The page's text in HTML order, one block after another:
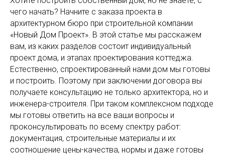
чего начать? Начните с заказа проекта в
архитектурном бюро при строительной компании
«Новый Дом Проект». В этой статье мы расскажем
вам, из каких разделов состоит индивидуальный
проект дома, и этапах проектирования коттеджа.
Естественно, спроектированный нами дом мы готовы
и построить. Поэтому при заключении договора вы
получаете консультацию не только архитектора, но и
инженера-строителя. При таком комплексном подходе
мы готовы ответить на все ваши вопросы и
проконсультировать по всему спектру работ:
документация, строительные материалы и их
соотношение цены-качества, нормы и даже готовы